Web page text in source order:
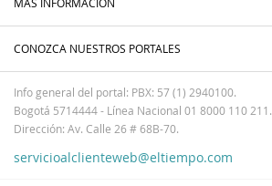
MÁS INFORMACIÓN
CONOZCA NUESTROS PORTALES
Info general del portal: PBX: 57 (1) 2940100.
Bogotá 5714444 - Línea Nacional 01 8000 110 211.
Dirección: Av. Calle 26 # 68B-70.
servicioalclienteweb@eltiempo.com